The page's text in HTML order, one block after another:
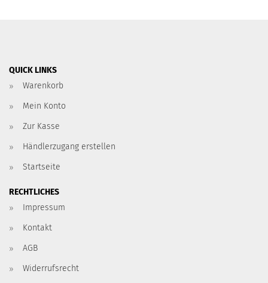
QUICK LINKS
Warenkorb
Mein Konto
Zur Kasse
Händlerzugang erstellen
Startseite
RECHTLICHES
Impressum
Kontakt
AGB
Widerrufsrecht